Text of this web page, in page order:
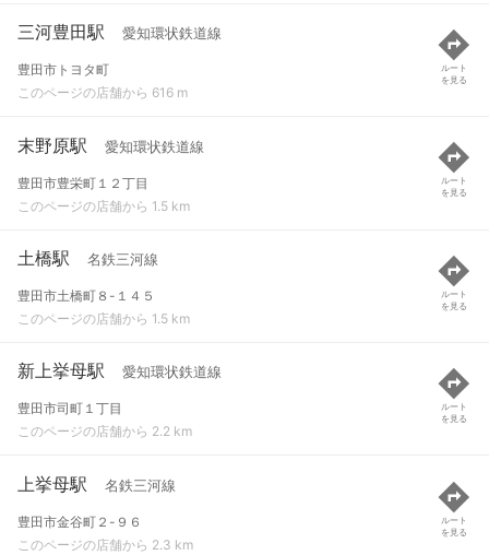
三河豊田駅 愛知環状鉄道線
豊田市トヨタ町
このページの店舗から 616 m
ルート
を見る
末野原駅 愛知環状鉄道線
豊田市豊栄町１２丁目
このページの店舗から 1.5 km
ルート
を見る
土橋駅 名鉄三河線
豊田市土橋町８-１４５
このページの店舗から 1.5 km
ルート
を見る
新上挙母駅 愛知環状鉄道線
豊田市司町１丁目
このページの店舗から 2.2 km
ルート
を見る
上挙母駅 名鉄三河線
豊田市金谷町２-９６
このページの店舗から 2.3 km
ルート
を見る